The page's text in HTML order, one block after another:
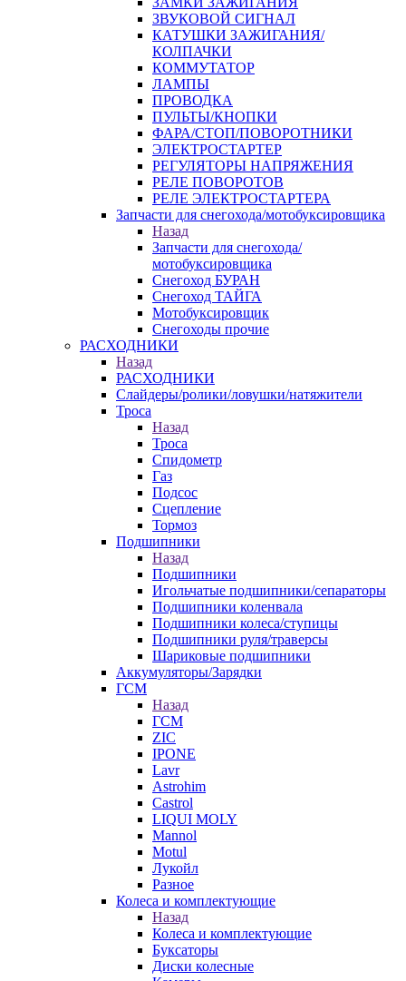
ЗВУКОВОЙ СИГНАЛ
КАТУШКИ ЗАЖИГАНИЯ/
КОЛПАЧКИ
КОММУТАТОР
ЛАМПЫ
ПРОВОДКА
ПУЛЬТЫ/КНОПКИ
ФАРА/СТОП/ПОВОРОТНИКИ
ЭЛЕКТРОСТАРТЕР
РЕГУЛЯТОРЫ НАПРЯЖЕНИЯ
РЕЛЕ ПОВОРОТОВ
РЕЛЕ ЭЛЕКТРОСТАРТЕРА
Запчасти для снегохода/мотобуксировщика
Назад
Запчасти для снегохода/
мотобуксировщика
Снегоход БУРАН
Снегоход ТАЙГА
Мотобуксировщик
Снегоходы прочие
РАСХОДНИКИ
Назад
РАСХОДНИКИ
Слайдеры/ролики/ловушки/натяжители
Троса
Назад
Троса
Спидометр
Газ
Подсос
Сцепление
Тормоз
Подшипники
Назад
Подшипники
Игольчатые подшипники/сепараторы
Подшипники коленвала
Подшипники колеса/ступицы
Подшипники руля/траверсы
Шариковые подшипники
Аккумуляторы/Зарядки
ГСМ
Назад
ГСМ
ZIC
IPONE
Lavr
Astrohim
Castrol
LIQUI MOLY
Mannol
Motul
Лукойл
Разное
Колеса и комплектующие
Назад
Колеса и комплектующие
Буксаторы
Диски колесные